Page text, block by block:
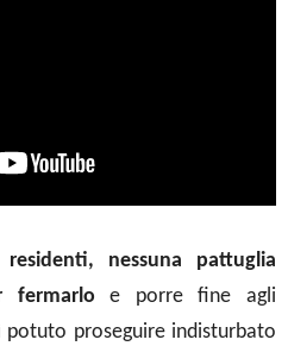
nessuna pattuglia
fermarlo e porre fine agli
potuto proseguire indisturbato